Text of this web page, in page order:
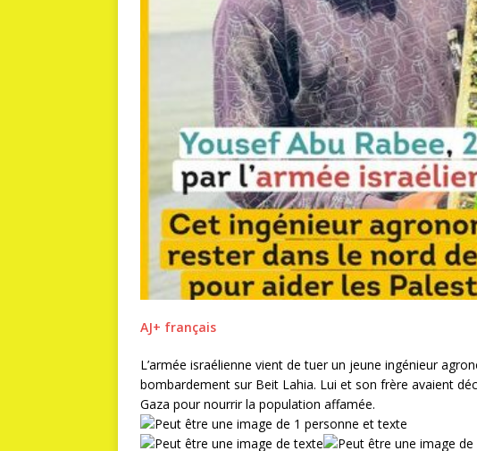
AJ+ français
L’armée israélienne vient de tuer un jeune ingénieur
bombardement sur Beit Lahia. Lui et son frère avaient
Gaza pour nourrir la population affamée.